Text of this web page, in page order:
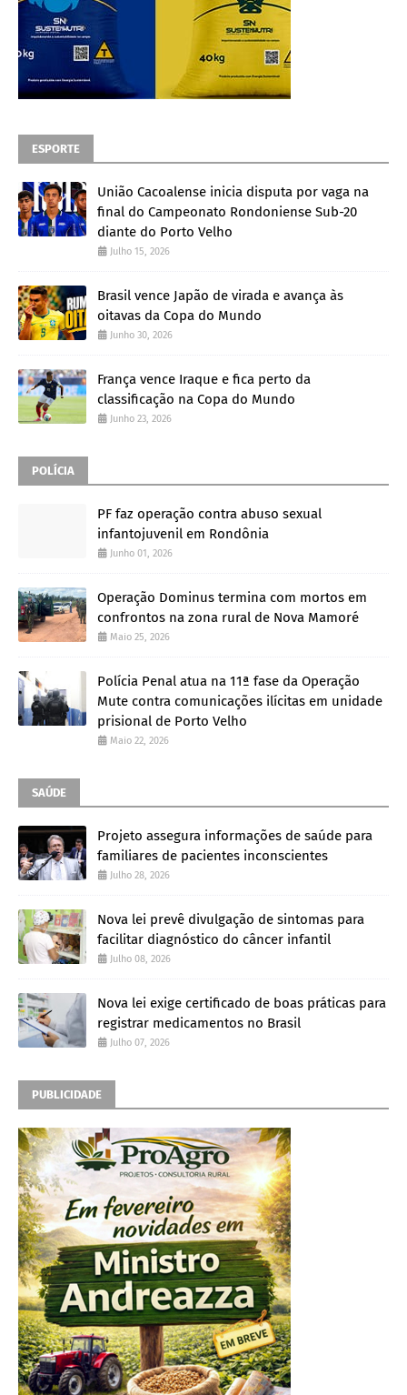
ESPORTE
União Cacoalense inicia disputa por vaga na
final do Campeonato Rondoniense Sub-20
diante do Porto Velho
Julho 15, 2026
Brasil vence Japão de virada e avança às
oitavas da Copa do Mundo
Junho 30, 2026
França vence Iraque e fica perto da
classificação na Copa do Mundo
Junho 23, 2026
POLÍCIA
PF faz operação contra abuso sexual
infantojuvenil em Rondônia
Junho 01, 2026
Operação Dominus termina com mortos em
confrontos na zona rural de Nova Mamoré
Maio 25, 2026
Polícia Penal atua na 11ª fase da Operação
Mute contra comunicações ilícitas em unidade
prisional de Porto Velho
Maio 22, 2026
SAÚDE
Projeto assegura informações de saúde para
familiares de pacientes inconscientes
Julho 28, 2026
Nova lei prevê divulgação de sintomas para
facilitar diagnóstico do câncer infantil
Julho 08, 2026
Nova lei exige certificado de boas práticas para
registrar medicamentos no Brasil
Julho 07, 2026
PUBLICIDADE